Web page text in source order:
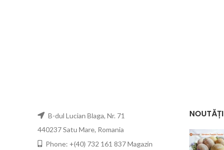
B-dul Lucian Blaga, Nr. 71
440237 Satu Mare, Romania
Phone: +(40) 732 161 837 Magazin
NOUTĂȚI